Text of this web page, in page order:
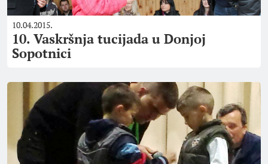
10.04.2015.
10. Vaskršnja tucijada u Donjoj
Sopotnici